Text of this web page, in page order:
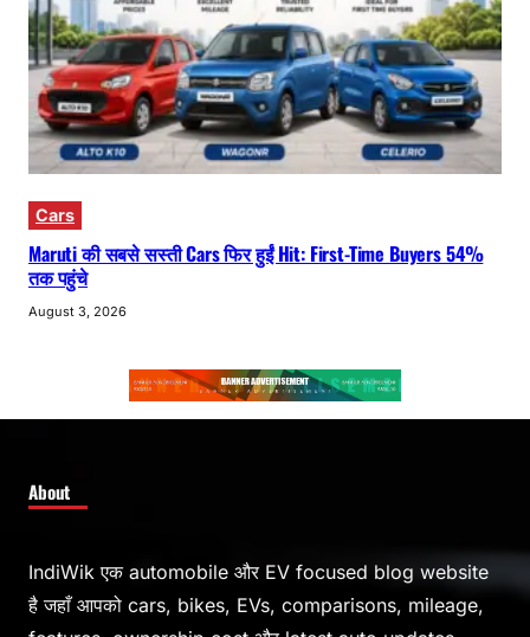
Cars
Maruti की सबसे सस्ती Cars फिर हुईं Hit: First-Time Buyers 54%
तक पहुंचे
August 3, 2026
About
IndiWik एक automobile और EV focused blog website
है जहाँ आपको cars, bikes, EVs, comparisons, mileage,